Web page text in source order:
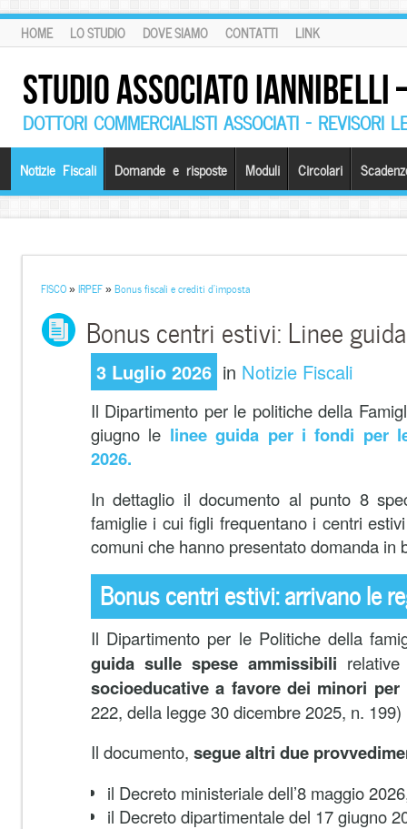
HOME LO STUDIO DOVE SIAMO CONTATTI LINK
STUDIO ASSOCIATO
DOTTORI COMMERCIALISTI ASSOCIATI – REVISORI
Notizie Fiscali Domande e risposte Moduli Circolari
FISCO»IRPEF»Bonus fiscali e crediti d'imposta
Bonus centri estivi: Linee
3 Luglio 2026 in Notizie Fiscali
Il Dipartimento per le politiche della
giugno le linee guida per i fondi per
2026.
In dettaglio il documento al punto 8
famiglie i cui figli frequentano i centri
comuni che hanno presentato domanda in
Bonus centri estivi: arrivano le
Il Dipartimento per le Politiche della
guida sulle spese ammissibili
socioeducative a favore dei minori per
222, della legge 30 dicembre 2025, n. 199)
Il documento, segue altri due
il Decreto ministeriale dell’8 maggio
il Decreto dipartimentale del 17 giugno